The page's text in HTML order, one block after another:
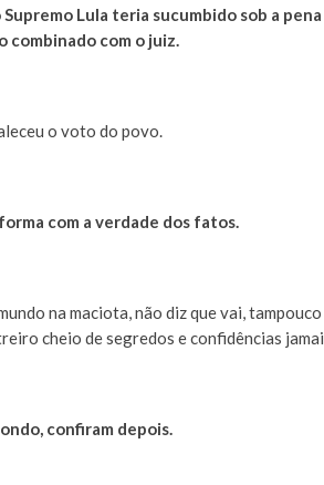
Lula teria sucumbido sob a
combinado com o juiz.
o voto do povo.
com a verdade dos fatos.
na maciota, não diz que vai,
cheio de segredos e confidências
confiram depois.